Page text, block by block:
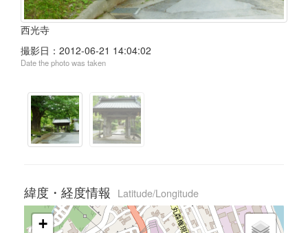
西光寺
撮影日： 2012-06-21 14:04:02
Date the photo was taken
緯度・経度情報 Latitude/Longitude
+